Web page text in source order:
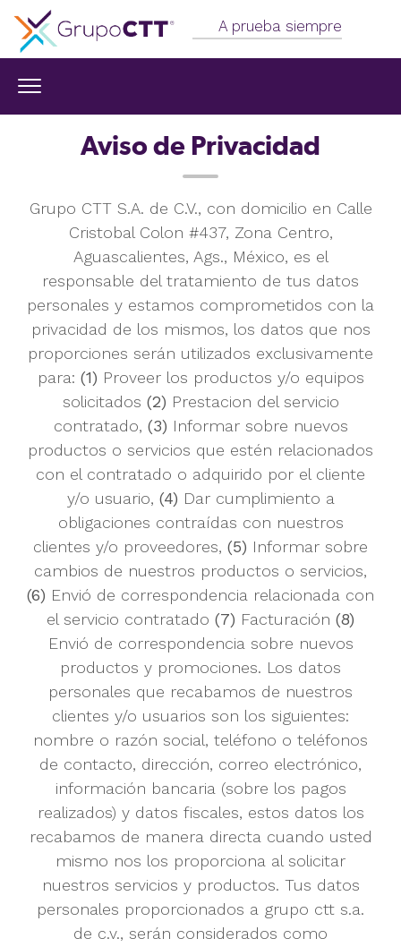
A prueba siempre
Aviso de Privacidad
Grupo CTT S.A. de C.V., con domicilio en Calle
Cristobal Colon #437, Zona Centro,
Aguascalientes, Ags., México, es el
responsable del tratamiento de tus datos
personales y estamos comprometidos con la
privacidad de los mismos, los datos que nos
proporciones serán utilizados exclusivamente
para: (1) Proveer los productos y/o equipos
solicitados (2) Prestacion del servicio
contratado, (3) Informar sobre nuevos
productos o servicios que estén relacionados
con el contratado o adquirido por el cliente
y/o usuario, (4) Dar cumplimiento a
obligaciones contraídas con nuestros
clientes y/o proveedores, (5) Informar sobre
cambios de nuestros productos o servicios,
(6) Envió de correspondencia relacionada con
el servicio contratado (7) Facturación (8)
Envió de correspondencia sobre nuevos
productos y promociones. Los datos
personales que recabamos de nuestros
clientes y/o usuarios son los siguientes:
nombre o razón social, teléfono o teléfonos
de contacto, dirección, correo electrónico,
información bancaria (sobre los pagos
realizados) y datos fiscales, estos datos los
recabamos de manera directa cuando usted
mismo nos los proporciona al solicitar
nuestros servicios y productos. Tus datos
personales proporcionados a grupo ctt s.a.
de c.v., serán considerados como